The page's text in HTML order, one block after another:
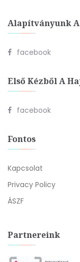
Alapítványunk A
facebook
Első Kézből A
facebook
Fontos
Kapcsolat
Privacy Policy
ÁSZF
Partnereink